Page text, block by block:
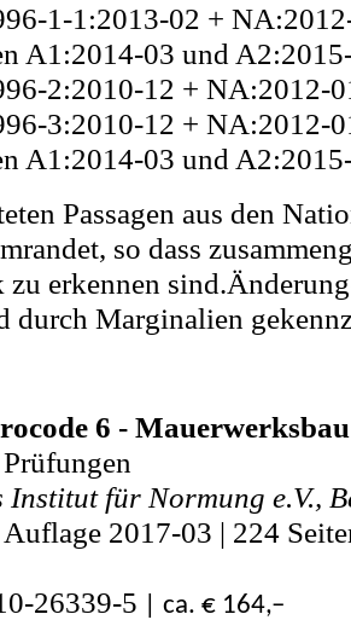
1-1:2013-02 +
A1:2014-03 und
2:2010-12 + NA:2012-
3:2010-12 + NA:2012-
A1:2014-03 und
Passagen aus den
so dass
erkennen
durch Marginalien
6 - Mauerwerksbau
Institut für Normung e.V.,
2017-03 | 224
26339-5 | ca. € 164,–